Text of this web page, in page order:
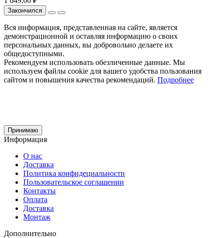
Закончился
Вся информация, представленная на сайте, является
демонстрационной и оставляя информацию о своих
персональных данных, вы добровольно делаете их
общедоступными.
Рекомендуем использовать обезличенные данные. Мы
используем файлы cookie для вашего удобства пользования
сайтом и повышения качества рекомендаций. Подробнее
Принимаю
Информация
О нас
Доставка
Политика конфидециальности
Пользовательское соглашении
Контакты
Оплата
Доставка
Монтаж
Дополнительно